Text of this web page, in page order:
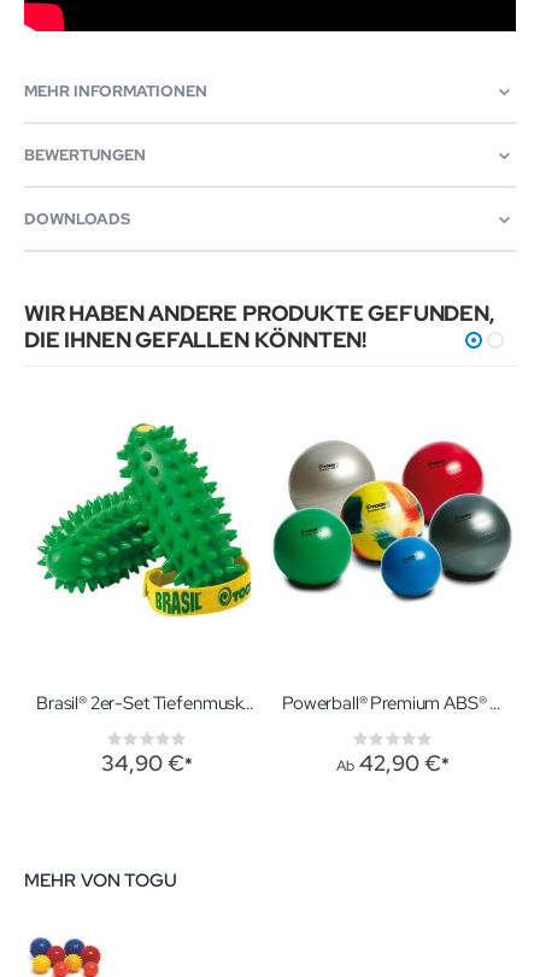
MEHR INFORMATIONEN
BEWERTUNGEN
DOWNLOADS
WIR HABEN ANDERE PRODUKTE GEFUNDEN,
DIE IHNEN GEFALLEN KÖNNTEN!
Brasil® 2er-Set Tiefenmuskeltrainer
Rating:
0%
34,90 €
Powerball® Premium ABS® Sitzball
Rating:
0%
Ab 42,90 €
MEHR VON TOGU